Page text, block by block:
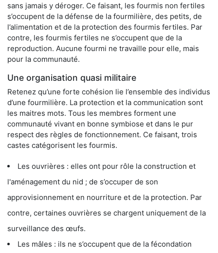
sans jamais y déroger. Ce faisant, les fourmis non fertiles
s’occupent de la défense de la fourmilière, des petits, de
l’alimentation et de la protection des fourmis fertiles. Par
contre, les fourmis fertiles ne s’occupent que de la
reproduction. Aucune fourmi ne travaille pour elle, mais
pour la communauté.
Une organisation quasi militaire
Retenez qu’une forte cohésion lie l’ensemble des individus
d’une fourmilière. La protection et la communication sont
les maitres mots. Tous les membres forment une
communauté vivant en bonne symbiose et dans le pur
respect des règles de fonctionnement. Ce faisant, trois
castes catégorisent les fourmis.
Les ouvrières : elles ont pour rôle la construction et
l'aménagement du nid ; de s’occuper de son
approvisionnement en nourriture et de la protection. Par
contre, certaines ouvrières se chargent uniquement de la
surveillance des œufs.
Les mâles : ils ne s’occupent que de la fécondation